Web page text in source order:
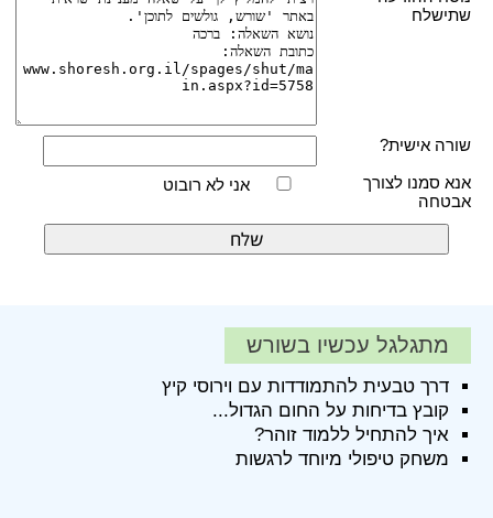
שתישלח
שורה אישית?
אנא סמנו לצורך
אבטחה
אני לא רובוט
מתגלגל עכשיו בשורש
דרך טבעית להתמודדות עם וירוסי קיץ
קובץ בדיחות על החום הגדול...
איך להתחיל ללמוד זוהר?
משחק טיפולי מיוחד לרגשות